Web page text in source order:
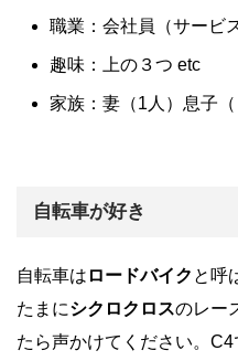
職業：会社員（サービ
趣味：上の３つ etc
家族：妻（1人）息子（
自転車が好き
自転車は ロードバイク と呼
たまにシクロクロスのレー
たら声かけてください。C4